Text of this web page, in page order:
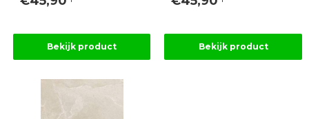
Bekijk product Bekijk product